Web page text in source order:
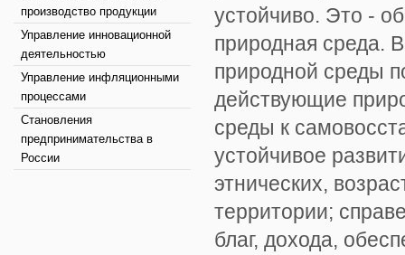
производство продукции
Управление инновационной
деятельностью
Управление инфляционными
процессами
Становления
предпринимательства в
России
устойчиво. Это -
природная среда.
природной среды
действующие
среды к
устойчивое
этнических,
территории;
благ, дохода,